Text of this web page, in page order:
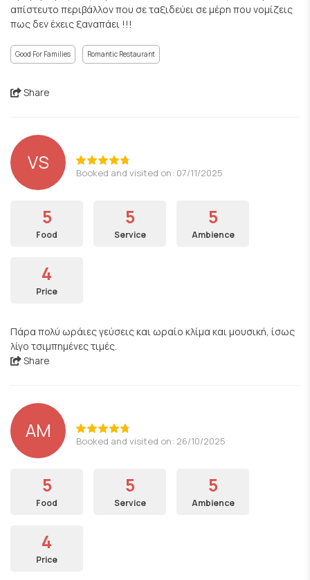
απίστευτο περιβάλλον που σε ταξιδεύει σε μέρη που νομίζεις
πως δεν έχεις ξαναπάει !!!
Good For Families Romantic Restaurant
Share
VS Booked and visited on: 07/11/2025
5
Food
5
Service
5
Ambience
4
Price
Πάρα πολύ ωράιες γεύσεις και ωραίο κλίμα και μουσική, ίσως
λίγο τσιμπημένες τιμές.
Share
AM Booked and visited on: 26/10/2025
5
Food
5
Service
5
Ambience
4
Price